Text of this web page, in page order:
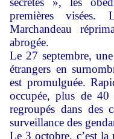
premières
Marchandeau
abrogée.
Le 27 septembre,
étrangers en
est promulguée.
occupée, plus de 40
regroupés dans des
surveillance des
Le 3 octobre, c’est